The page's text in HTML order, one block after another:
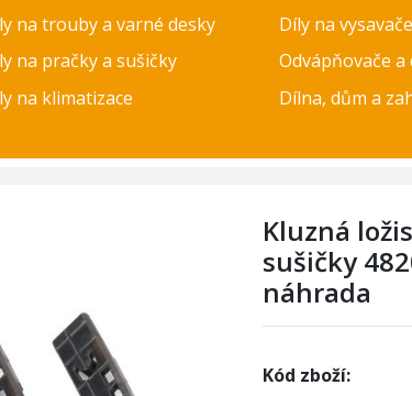
na trouby a varné desky Díly na vysavače
na pračky a sušičky Odvápňovače
na klimatizace Dílna, dům a
Kluzná
sušičky
náhrada
Kód zboží: